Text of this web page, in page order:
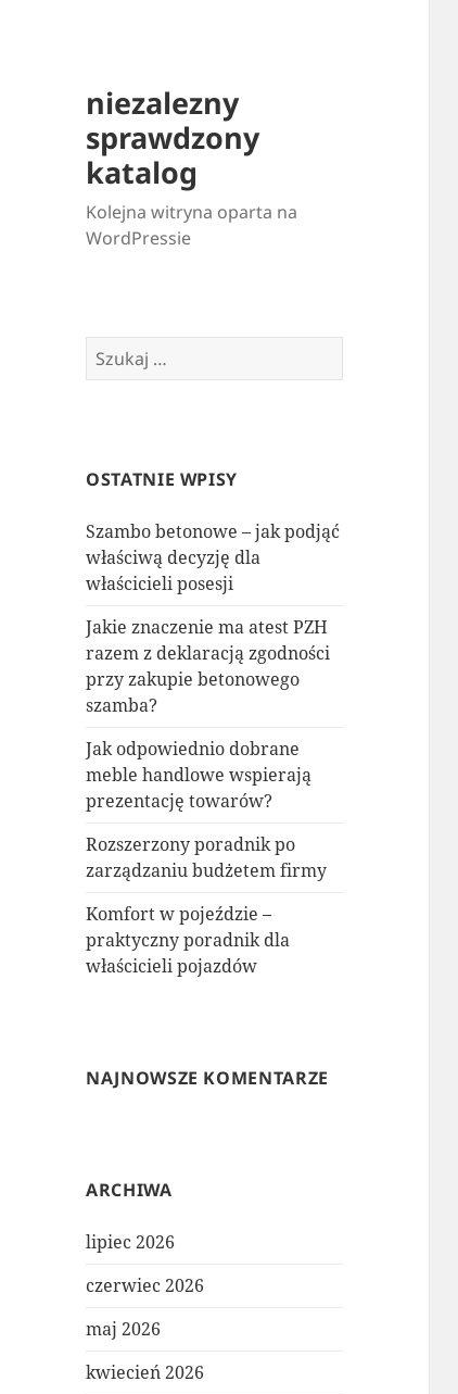
niezalezny
sprawdzony
katalog
Kolejna witryna oparta na
WordPressie
Szukaj:
OSTATNIE WPISY
Szambo betonowe – jak podjąć
właściwą decyzję dla
właścicieli posesji
Jakie znaczenie ma atest PZH
razem z deklaracją zgodności
przy zakupie betonowego
szamba?
Jak odpowiednio dobrane
meble handlowe wspierają
prezentację towarów?
Rozszerzony poradnik po
zarządzaniu budżetem firmy
Komfort w pojeździe –
praktyczny poradnik dla
właścicieli pojazdów
NAJNOWSZE KOMENTARZE
ARCHIWA
lipiec 2026
czerwiec 2026
maj 2026
kwiecień 2026